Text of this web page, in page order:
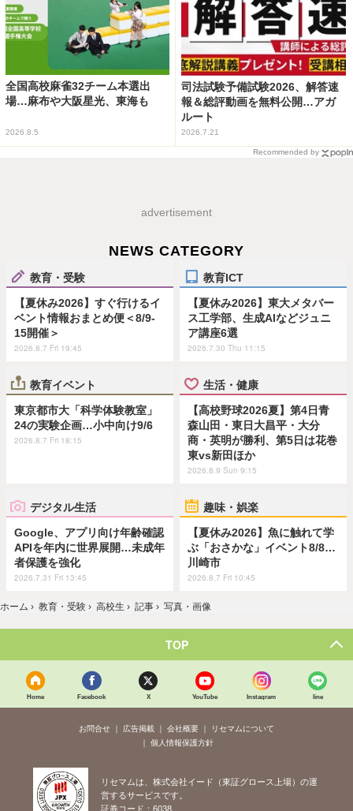
全国高校麻雀32チーム本選出
場…麻布や大阪星光、東海も
2026.8.5
司法試験予備試験2026、解答速
報＆総評動画を無料公開…アガ
ルート
2026.7.21
Recommended by
advertisement
NEWS CATEGORY
教育・受験
【夏休み2026】すぐ行けるイ
ベント情報おまとめ便＜8/9-
15開催＞
2026.8.7 Fri 19:45
教育ICT
【夏休み2026】東大メタバー
ス工学部、生成AIなどジュニ
ア講座6選
2026.7.30 Thu 11:15
教育イベント
東京都市大「科学体験教室」
24の実験企画…小中向け9/6
2026.8.7 Fri 18:15
生活・健康
【高校野球2026夏】第4日青
森山田・東日大昌平・大分
商・英明が勝利、第5日は花巻
東vs新田ほか
2026.8.9 Sun 9:15
デジタル生活
Google、アプリ向け年齢確認
APIを年内に世界展開…未成年
者保護を強化
2026.7.31 Fri 13:45
趣味・娯楽
【夏休み2026】魚に触れて学
ぶ「おさかな」イベント8/8…
川崎市
2026.8.7 Fri 10:45
ホーム › 教育・受験 › 高校生 › 記事 › 写真・画像
TOP
Home Facebook X YouTube Instagram line
お問合せ 広告掲載 会社概要
リセマムについて
個人情報保護方針
リセマムは、株式会社イード（東証グロース上場）の運
営するサービスです。
証券コード：6038